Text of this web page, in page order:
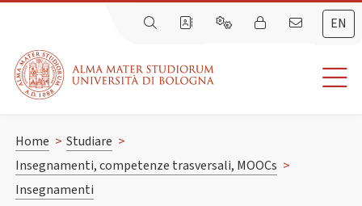
EN
Home > Studiare >
Insegnamenti, competenze trasversali, MOOCs >
Insegnamenti